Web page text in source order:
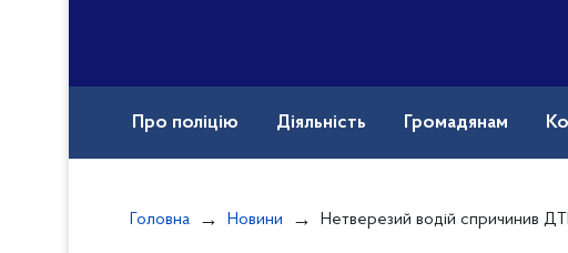
Про поліцію Діяльність Громадянам
Головна Новини Нетверезий водій спричинив ДТП на Звенигородщині, поліція